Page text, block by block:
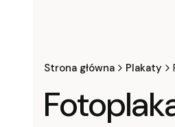
Strona główna Plakaty